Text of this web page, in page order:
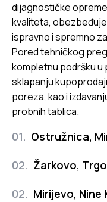
dijagnostičke
kvaliteta,
ispravno i spremno
Pored tehničkog
kompletnu podršku
sklapanju
poreza, kao i
probnih tablica.
01. Ostružnica,
02. Žarkovo,
02. Mirijevo, Nine